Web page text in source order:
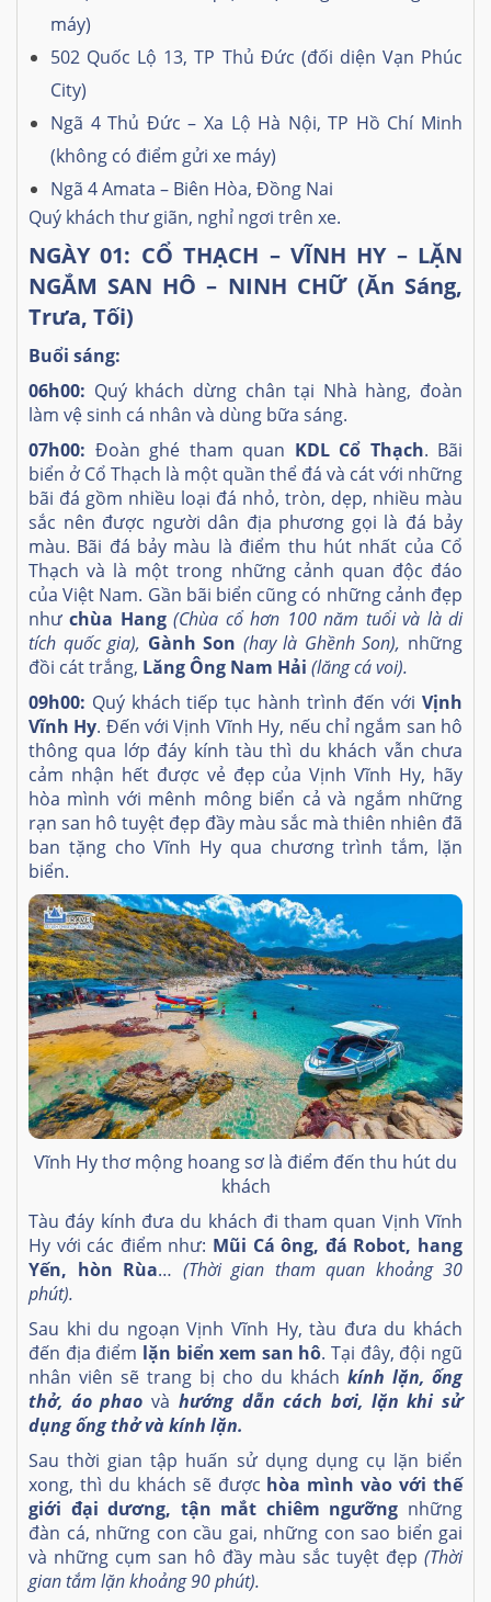
máy)
502 Quốc Lộ 13, TP Thủ Đức (đối diện Vạn Phúc
City)
Ngã 4 Thủ Đức – Xa Lộ Hà Nội, TP Hồ Chí Minh
(không có điểm gửi xe máy)
Ngã 4 Amata – Biên Hòa, Đồng Nai
Quý khách thư giãn, nghỉ ngơi trên xe.
NGÀY 01: CỔ THẠCH – VĨNH HY – LẶN
NGẮM SAN HÔ – NINH CHỮ (Ăn Sáng,
Trưa, Tối)
Buổi sáng:
06h00: Quý khách dừng chân tại Nhà hàng, đoàn
làm vệ sinh cá nhân và dùng bữa sáng.
07h00: Đoàn ghé tham quan KDL Cổ Thạch. Bãi
biển ở Cổ Thạch là một quần thể đá và cát với những
bãi đá gồm nhiều loại đá nhỏ, tròn, dẹp, nhiều màu
sắc nên được người dân địa phương gọi là đá bảy
màu. Bãi đá bảy màu là điểm thu hút nhất của Cổ
Thạch và là một trong những cảnh quan độc đáo
của Việt Nam. Gần bãi biển cũng có những cảnh đẹp
nhưchùa Hang (Chùa cổ hơn 100 năm tuổi và là di
tích quốc gia), Gành Son (hay là Ghềnh Son), những
đồi cát trắng, Lăng Ông Nam Hải (lăng cá voi).
09h00: Quý khách tiếp tục hành trình đến với Vịnh
Vĩnh Hy. Đến với Vịnh Vĩnh Hy, nếu chỉ ngắm san hô
thông qua lớp đáy kính tàu thì du khách vẫn chưa
cảm nhận hết được vẻ đẹp của Vịnh Vĩnh Hy, hãy
hòa mình với mênh mông biển cả và ngắm những
rạn san hô tuyệt đẹp đầy màu sắc mà thiên nhiên đã
ban tặng cho Vĩnh Hy qua chương trình tắm, lặn
biển.
Vĩnh Hy thơ mộng hoang sơ là điểm đến thu hút du
khách
Tàu đáy kính đưa du khách đi tham quan Vịnh Vĩnh
Hy với các điểm như: Mũi Cá ông, đá Robot, hang
Yến, hòn Rùa… (Thời gian tham quan khoảng 30
phút).
Sau khi du ngoạn Vịnh Vĩnh Hy, tàu đưa du khách
đến địa điểm lặn biển xem san hô. Tại đây, đội ngũ
nhân viên sẽ trang bị cho du khách kính lặn, ống
thở, áo phao và hướng dẫn cách bơi, lặn khi sử
dụng ống thở và kính lặn.
Sau thời gian tập huấn sử dụng dụng cụ lặn biển
xong, thì du khách sẽ được hòa mình vào với thế
giới đại dương, tận mắt chiêm ngưỡng những
đàn cá, những con cầu gai, những con sao biển gai
và những cụm san hô đầy màu sắc tuyệt đẹp (Thời
gian tắm lặn khoảng 90 phút).